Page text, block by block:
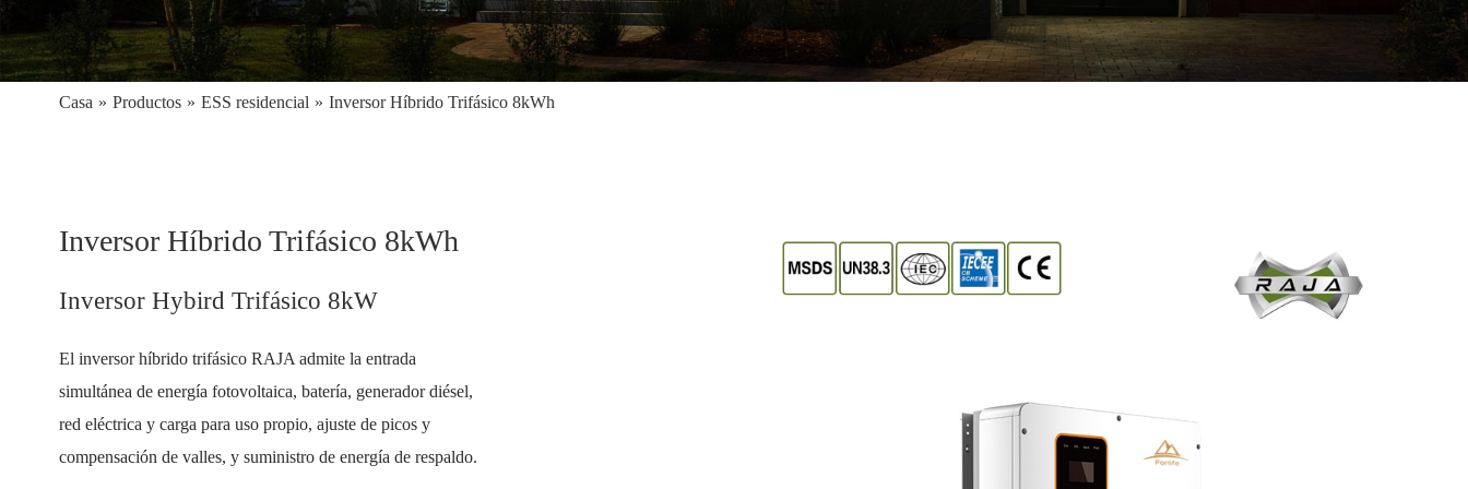
Casa » Productos » ESS residencial » Inversor Híbrido Trifásico 8kWh
Inversor Híbrido Trifásico 8kWh
Inversor Hybird Trifásico 8kW
El inversor híbrido trifásico RAJA admite la entrada
simultánea de energía fotovoltaica, batería, generador diésel,
red eléctrica y carga para uso propio, ajuste de picos y
compensación de valles, y suministro de energía de respaldo.